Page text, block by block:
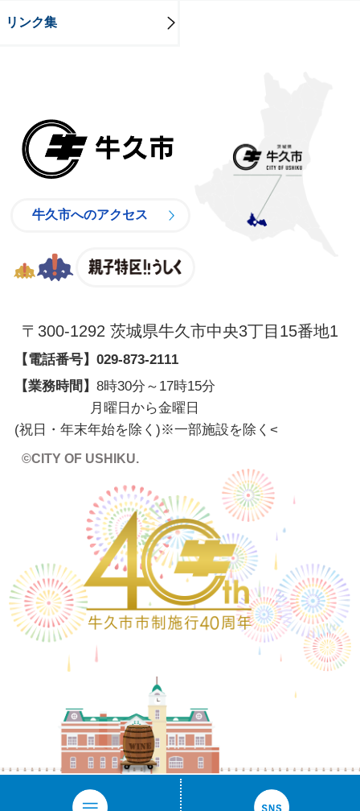
リンク集
牛久市へのアクセス
〒300-1292 茨城県牛久市中央3丁目15番地1
【電話番号】 029-873-2111
【業務時間】 8時30分～17時15分
月曜日から金曜日
(祝日・年末年始を除く)※一部施設を除く <
©CITY OF USHIKU.
ワイン樽